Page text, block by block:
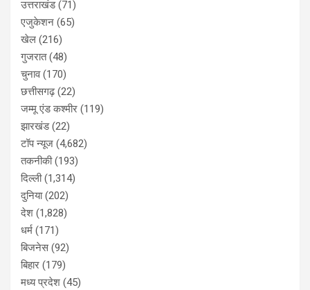
उत्तराखंड(71)
एजुकेशन (65)
खेल (216)
गुजरात(48)
चुनाव(170)
छत्तीसगढ़(22)
जम्मू एंड कश्मीर (119)
झारखंड(22)
टॉप न्यूज (4,682)
तकनीकी(193)
दिल्ली(1,314)
दुनिया(202)
देश (1,828)
धर्म (171)
बिजनेस(92)
बिहार (179)
मध्य प्रदेश (45)